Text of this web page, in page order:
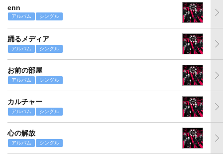
enn
アルバム シングル
踊るメディア
アルバム シングル
お前の部屋
アルバム シングル
カルチャー
アルバム シングル
心の解放
アルバム シングル